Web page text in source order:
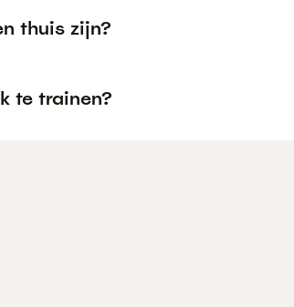
thuis zijn?
te trainen?